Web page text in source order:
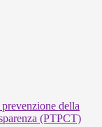
della
(PTPCT)